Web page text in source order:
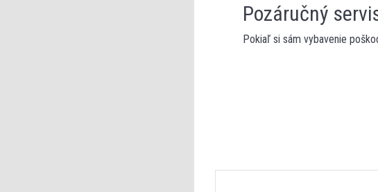
Pozáručný
Pokiaľ si sám vybavenie